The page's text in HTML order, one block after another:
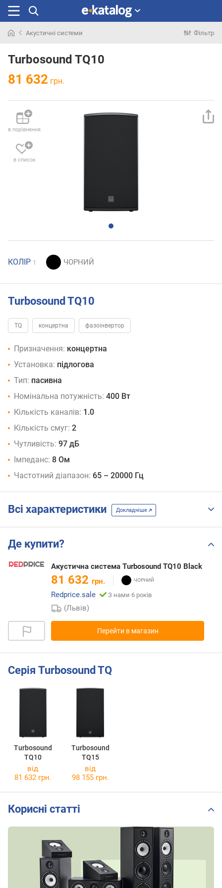
раніше
Акустичні системи Фільтр
Turbosound TQ10
81 632 грн.
в порівняння
в список
КОЛІР 1
Turbosound TQ10
TQ концертна фазоінвертор
Призначення: концертна
Установка: підлогова
Тип: пасивна
Номінальна потужність: 400 Вт
Кількість каналів: 1.0
Кількість смуг: 2
Чутливість: 97 дБ
Імпеданс: 8 Ом
Частотний діапазон: 65 – 20000 Гц
Всі характеристики Докладніше
Де купити?
Акустична система Turbosound TQ10 Black
81 632 грн.
Redprice.sale
З нами 6 років
(Львів)
Перейти в магазин
Серія Turbosound TQ
Turbosound
TQ10
Turbosound
TQ15
від
81 632 грн.
від
98 155 грн.
Корисні статті